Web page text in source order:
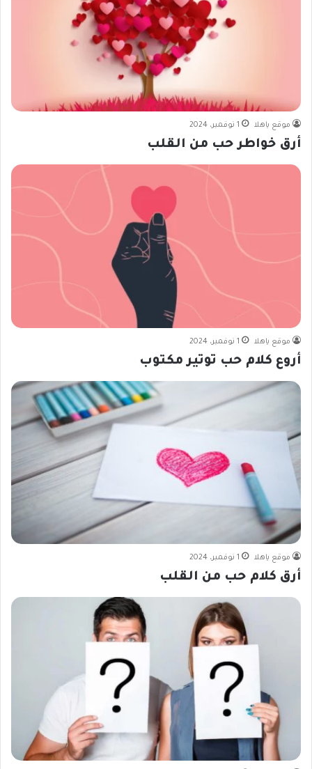
موقع ياهلا 1 نوفمبر، 2024
أرق خواطر حب من القلب
موقع ياهلا 1 نوفمبر، 2024
أروع كلام حب توتير مكتوب
موقع ياهلا 1 نوفمبر، 2024
أرق كلام حب من القلب